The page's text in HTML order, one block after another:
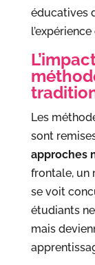
éducatives
Les
sont
approches
frontale, un
se voit
étudiants
mais